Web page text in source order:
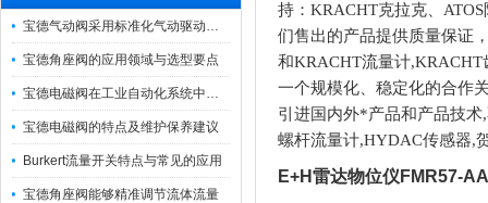
宝德气动阀采用标准化气动驱动设计，可匹配各类工业气源工况
宝德角座阀的应用领域与选型要点
宝德电磁阀在工业自动化系统中的作用
宝德电磁阀的特点及维护保养建议
Burkert流量开关特点与常见的应用
宝德角座阀能够精准调节流体流量
持：KRACHT克拉克、
们售出的产品提供质量保证
和KRACHT流量计,KRACHT
一个规模化、稳定化的合作
引进国内外*产品和产品技术
螺杆流量计,HYDAC传感器,
E+H雷达物位仪FMR57-